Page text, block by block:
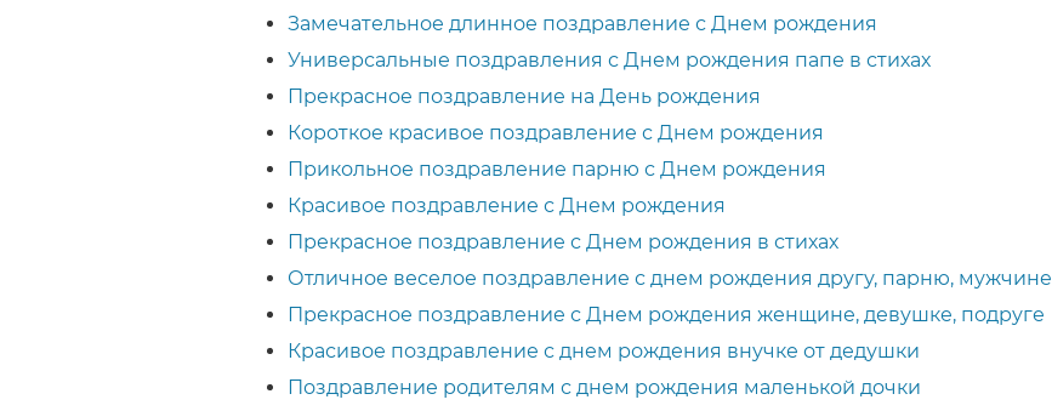
Замечательное длинное поздравление с Днем рождения
Универсальные поздравления с Днем рождения папе в стихах
Прекрасное поздравление на День рождения
Короткое красивое поздравление с Днем рождения
Прикольное поздравление парню с Днем рождения
Красивое поздравление с Днем рождения
Прекрасное поздравление с Днем рождения в стихах
Отличное веселое поздравление с днем рождения другу, парню, мужчине
Прекрасное поздравление с Днем рождения женщине, девушке, подруге
Красивое поздравление с днем рождения внучке от дедушки
Поздравление родителям с днем рождения маленькой дочки